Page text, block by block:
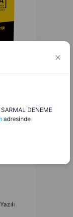
SARMAL DENEME
adresinde